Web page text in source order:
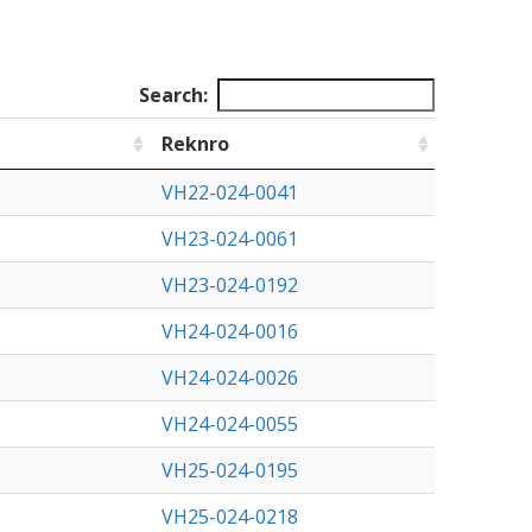
Search:
Reknro
VH22-024-0041
VH23-024-0061
VH23-024-0192
VH24-024-0016
VH24-024-0026
VH24-024-0055
VH25-024-0195
VH25-024-0218